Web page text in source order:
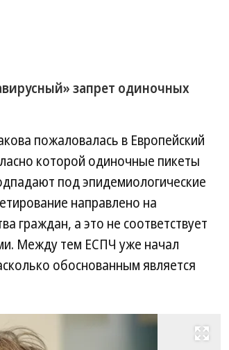
запрет одиночных
пожаловалась в Европейский
которой одиночные пикеты
под эпидемиологические
направлено на
граждан, а это не соответствует
Между тем ЕСПЧ уже начал
обоснованным является
Развернуть на весь экран